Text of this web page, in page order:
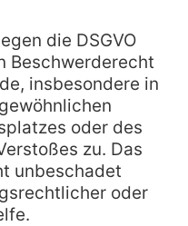
die DSGVO
Beschwerderecht
insbesondere in
oder des
zu. Das
unbeschadet
oder